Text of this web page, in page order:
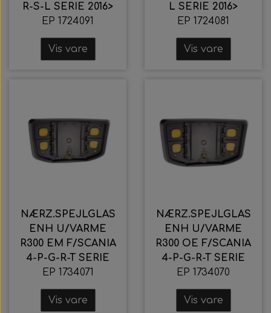
R-S-L SERIE 2016>
EP 1724091
Vis vare
L SERIE 2016>
EP 1724081
Vis vare
NÆRZ.SPEJLGLAS
ENH U/VARME
R300 EM F/SCANIA
4-P-G-R-T SERIE
EP 1734071
Vis vare
NÆRZ.SPEJLGLAS
ENH U/VARME
R300 OE F/SCANIA
4-P-G-R-T SERIE
EP 1734070
Vis vare